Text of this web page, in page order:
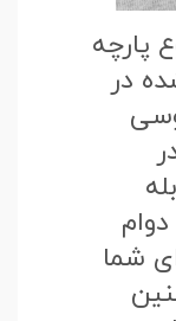
پارچه
در
شما